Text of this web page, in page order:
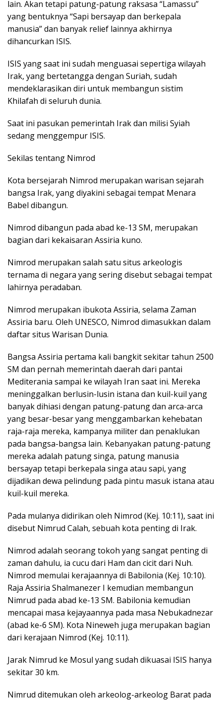
lain. Akan tetapi patung-patung raksasa “Lamassu”
yang bentuknya “Sapi bersayap dan berkepala
manusia” dan banyak relief lainnya akhirnya
dihancurkan ISIS.
ISIS yang saat ini sudah menguasai sepertiga wilayah
Irak, yang bertetangga dengan Suriah, sudah
mendeklarasikan diri untuk membangun sistim
Khilafah di seluruh dunia.
Saat ini pasukan pemerintah Irak dan milisi Syiah
sedang menggempur ISIS.
Sekilas tentang Nimrod
Kota bersejarah Nimrod merupakan warisan sejarah
bangsa Irak, yang diyakini sebagai tempat Menara
Babel dibangun.
Nimrod dibangun pada abad ke-13 SM, merupakan
bagian dari kekaisaran Assiria kuno.
Nimrod merupakan salah satu situs arkeologis
ternama di negara yang sering disebut sebagai tempat
lahirnya peradaban.
Nimrod merupakan ibukota Assiria, selama Zaman
Assiria baru. Oleh UNESCO, Nimrod dimasukkan dalam
daftar situs Warisan Dunia.
Bangsa Assiria pertama kali bangkit sekitar tahun 2500
SM dan pernah memerintah daerah dari pantai
Mediterania sampai ke wilayah Iran saat ini. Mereka
meninggalkan berlusin-lusin istana dan kuil-kuil yang
banyak dihiasi dengan patung-patung dan arca-arca
yang besar-besar yang menggambarkan kehebatan
raja-raja mereka, kampanya militer dan penaklukan
pada bangsa-bangsa lain. Kebanyakan patung-patung
mereka adalah patung singa, patung manusia
bersayap tetapi berkepala singa atau sapi, yang
dijadikan dewa pelindung pada pintu masuk istana atau
kuil-kuil mereka.
Pada mulanya didirikan oleh Nimrod (Kej. 10:11), saat ini
disebut Nimrud Calah, sebuah kota penting di Irak.
Nimrod adalah seorang tokoh yang sangat penting di
zaman dahulu, ia cucu dari Ham dan cicit dari Nuh.
Nimrod memulai kerajaannya di Babilonia (Kej. 10:10).
Raja Assiria Shalmanezer I kemudian membangun
Nimrud pada abad ke-13 SM. Babilonia kemudian
mencapai masa kejayaannya pada masa Nebukadnezar
(abad ke-6 SM). Kota Nineweh juga merupakan bagian
dari kerajaan Nimrod (Kej. 10:11).
Jarak Nimrud ke Mosul yang sudah dikuasai ISIS hanya
sekitar 30 km.
Nimrud ditemukan oleh arkeolog-arkeolog Barat pada